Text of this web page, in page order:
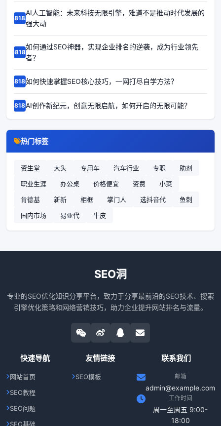
68188
AI人工智能：未来科技无限引擎，难道不是推动时代发展的
强大动
68187
如何通过SEO神器，实现企业排名的逆袭，成为行业领先
者？
68186如何快速掌握SEO核心技巧，一网打尽自学方法？
68185AI创作新纪元，创意无限启航，如何开启的无限可能？
热门标签
资生堂 大头 专用车 汽车行业 专职
助剂
职业生涯
办公桌 价格便宜 资费
小菜
肯德基
新新 相框 掌门人 选抖音代
鱼刺
国内市场
易亚代 牛皮
SEO洞
专业的SEO优化知识分享平台，致力于分享最前沿的SEO技术、搜索
引擎优化策略和网络营销技巧，助力企业提升网站排名与流量。
快速导航
网站首页
SEO教程
SEO问题
SEO基础
友情链接
SEO模板
联系我们
邮箱
admin@example.com
工作时间
周一至周五 9:00-
18:00